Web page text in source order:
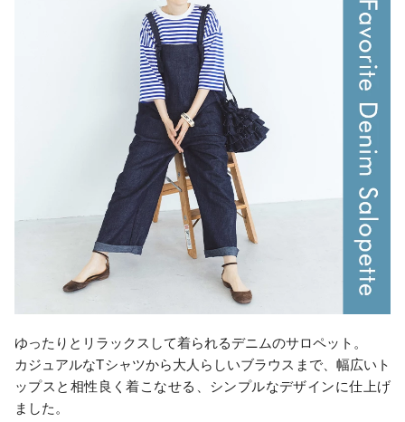
ゆったりとリラックスして着られるデニムのサロペット。
カジュアルなTシャツから大人らしいブラウスまで、幅広いト
ップスと相性良く着こなせる、シンプルなデザインに仕上げ
ました。